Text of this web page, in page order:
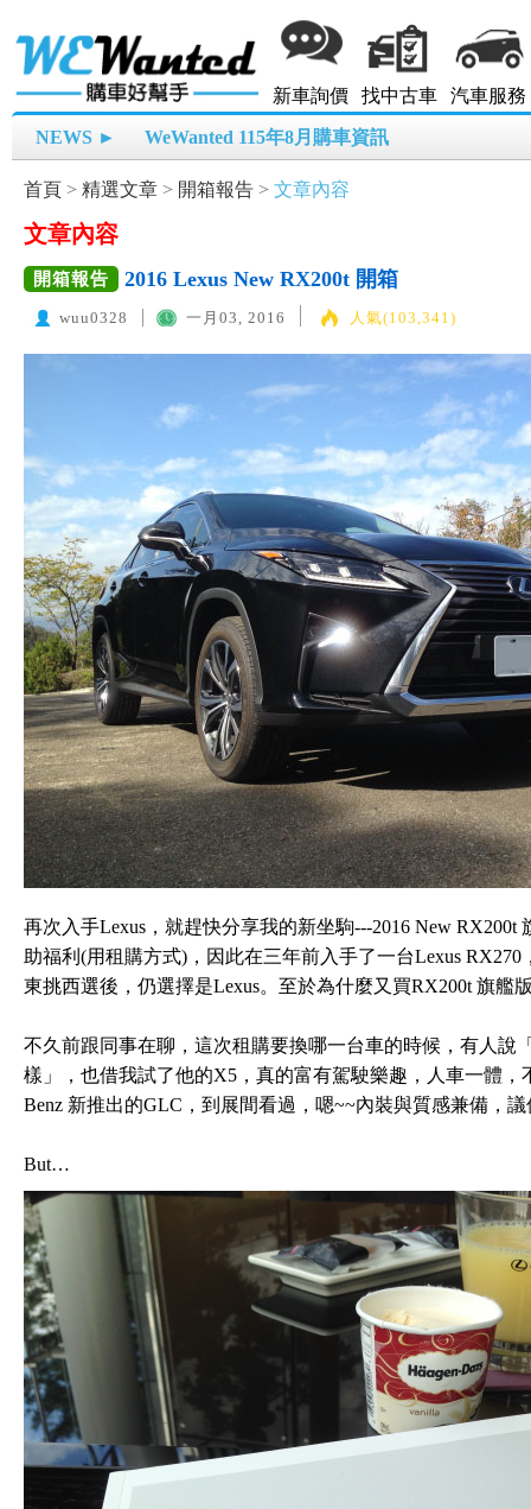
新車詢價 找中古車 汽車服務
NEWS ► WeWanted 115年8月購車資訊
首頁 > 精選文章 > 開箱報告 > 文章內容
文章內容
開箱報告 2016 Lexus New RX200t 開箱
wuu0328 一月03, 2016 人氣(103,341)
再次入手Lexus，就趕快分享我的新坐駒---2016 New
助福利(用租購方式)，因此在三年前入手了一台Lexus
東挑西選後，仍選擇是Lexus。至於為什麼又買RX200t 旗艦
不久前跟同事在聊，這次租購要換哪一台車的時候，有人說
樣」，也借我試了他的X5，真的富有駕駛樂趣，人車一體
Benz 新推出的GLC，到展間看過，嗯~~內裝與質感兼備，
But…